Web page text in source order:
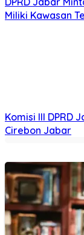
KOTA
Gubernur Jabar
pencemaran…
DPRD Jabar
Sorotan karena
KABUPATEN
XV DPRD